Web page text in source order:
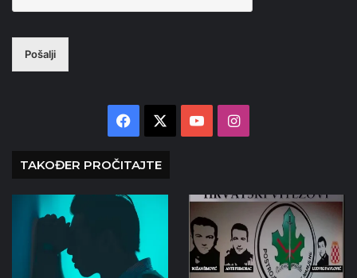
Pošalji
Facebook YouTubeInstagram
TAKOĐER PROČITAJTE